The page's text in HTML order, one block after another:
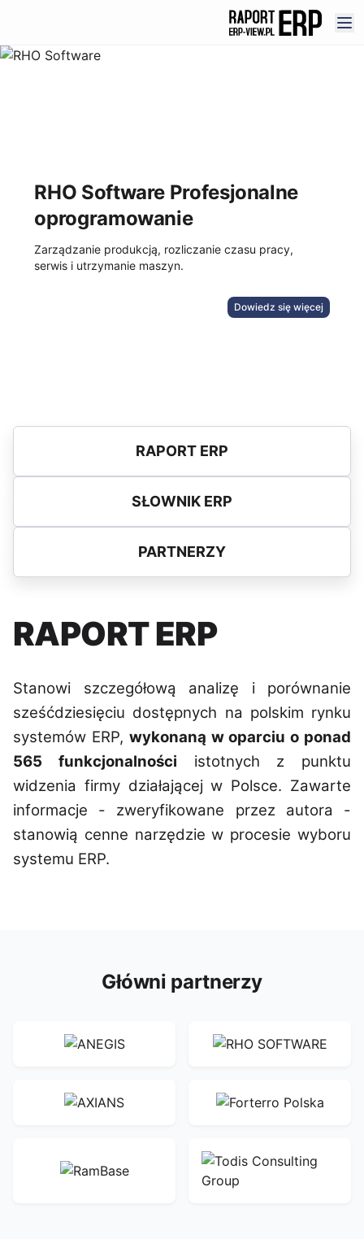
RHO Software Profesjonalne
oprogramowanie
Zarządzanie produkcją, rozliczanie czasu pracy,
serwis i utrzymanie maszyn.
Dowiedz się więcej
RAPORT ERP
SŁOWNIK ERP
PARTNERZY
RAPORT ERP
Stanowi szczegółową analizę i porównanie
sześćdziesięciu dostępnych na polskim rynku
systemów ERP, wykonaną w oparciu o ponad
565 funkcjonalności istotnych z punktu
widzenia firmy działającej w Polsce. Zawarte
informacje - zweryfikowane przez autora -
stanowią cenne narzędzie w procesie wyboru
systemu ERP.
Główni partnerzy